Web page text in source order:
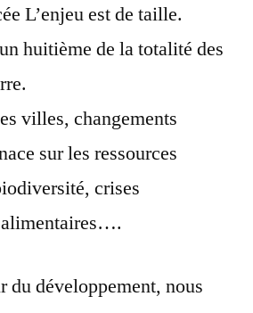
L’enjeu est de taille.
huitième de la totalité des
villes, changements
sur les ressources
crises
alimentaires….
du développement, nous